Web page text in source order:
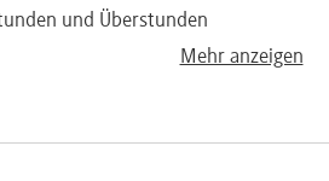
und Überstunden
wie Krankheit und Urlaub
Mehr anzeigen